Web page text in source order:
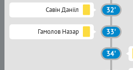
Савін Данііл 32'
Гамолов Назар 33'
34'